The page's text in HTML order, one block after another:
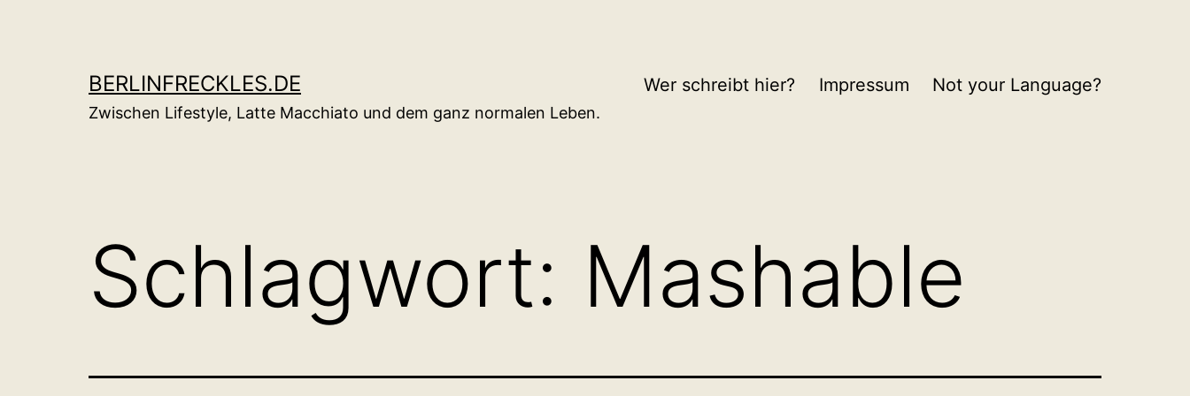
BERLINFRECKLES.DE
Zwischen Lifestyle, Latte Macchiato und dem ganz normalen Leben.
Wer schreibt hier? Impressum Not your Language?
Schlagwort: Mashable